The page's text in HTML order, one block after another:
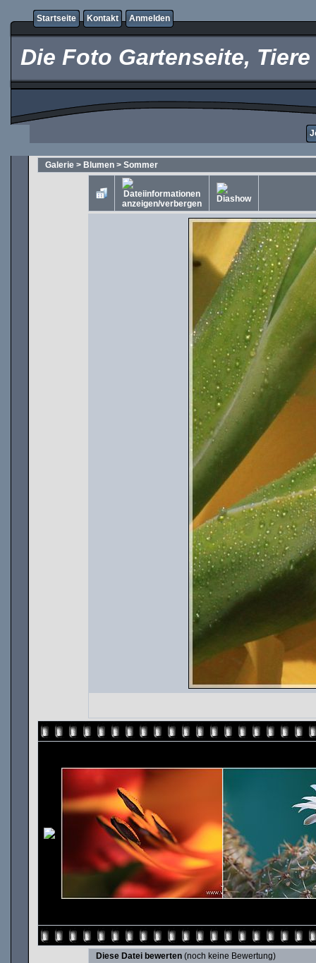
Startseite Kontakt Anmelden
Die Foto Gartenseite,
Galerie > Blumen > Sommer
Diese Datei bewerten (noch keine Bewertung)